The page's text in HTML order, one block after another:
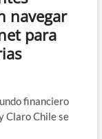
navegar
para
financiero
Claro Chile se